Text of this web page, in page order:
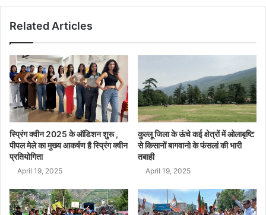
Related Articles
स्प्रिंग क्वीन 2025 के ऑडिशन शुरू ,
पीपल मेले का मुख्य आकर्षण है स्प्रिंग क्वीन
प्रतियोगिता
April 19, 2025
कुल्लू जिला के ऊंचे कई क्षेत्रों में ओलाबृष्टि
से किसानों बागवानो के फंसलां की भारी
तबाही
April 19, 2025